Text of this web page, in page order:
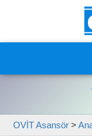
OVİT Asansör >